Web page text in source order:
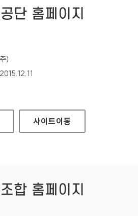
단 홈페이지
)
홈페이지사이트이동
합 홈페이지